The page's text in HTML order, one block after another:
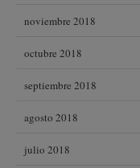
noviembre 2018
octubre 2018
septiembre 2018
agosto 2018
julio 2018